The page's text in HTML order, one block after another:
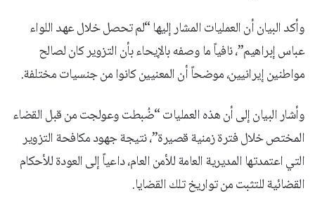
وأكد البيان أن العمليات المشار إليها “لم تحصل خلال عهد اللواء
عباس إبراهيم”، نافياً ما وصفه بالإيحاء بأن التزوير كان لصالح
مواطنين إيرانيين، موضحاً أن المعنيين كانوا من جنسيات مختلفة.
وأشار البيان إلى أن هذه العمليات “ضُبطت وعولجت من قبل القضاء
المختص خلال فترة زمنية قصيرة”، نتيجة جهود مكافحة التزوير
التي اعتمدتها المديرية العامة للأمن العام، داعياً إلى العودة للأحكام
القضائية للتثبت من تواريخ تلك القضايا.